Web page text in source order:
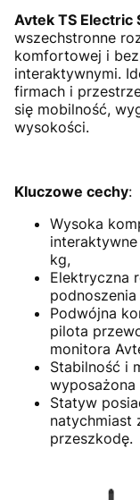
Avtek TS Electric
wszechstronne
komfortowej i
interaktywnymi.
firmach i
się mobilność,
wysokości.
Kluczowe cechy:
Wysoka
kg,
Elektryczna
Podwójna
pilota
monitora
Stabilność i
wyposażona
Statyw
natychmiast
przeszkodę.